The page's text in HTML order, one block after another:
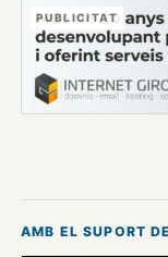
PUBLICITAT
AMB EL SUPORT DE